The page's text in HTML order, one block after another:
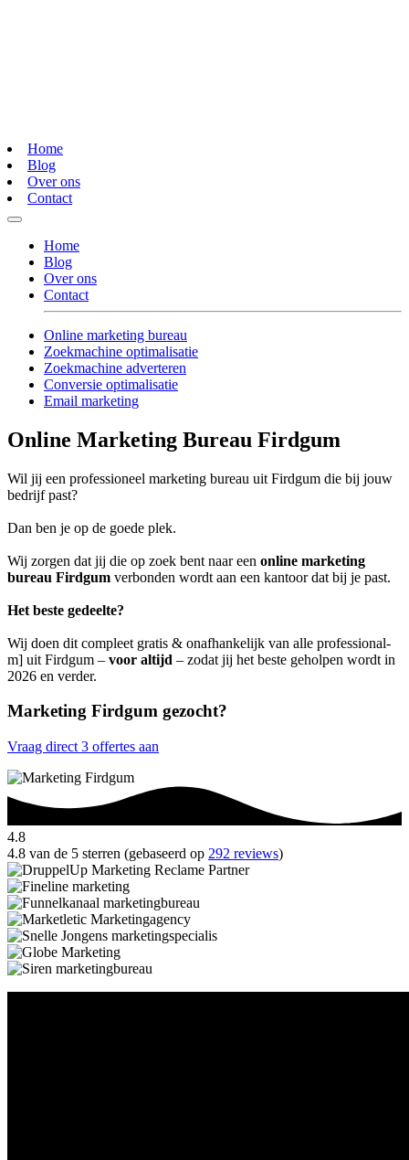
Home
Blog
Over ons
Contact
Home
Blog
Over ons
Contact
Online marketing bureau
Zoekmachine optimalisatie
Zoekmachine adverteren
Conversie optimalisatie
Email marketing
Online Marketing Bureau Firdgum
Wil jij een professioneel marketing bureau uit Firdgum die bij jouw
bedrijf past?
Dan ben je op de goede plek.
Wij zorgen dat jij die op zoek bent naar een online marketing
bureau Firdgum verbonden wordt aan een kantoor dat bij je past.
Het beste gedeelte?
Wij doen dit compleet gratis & onafhankelijk van alle professional-
m] uit Firdgum – voor altijd – zodat jij het beste geholpen wordt in
2026 en verder.
Marketing Firdgum gezocht?
Vraag direct 3 offertes aan
4.8
4.8 van de 5 sterren (gebaseerd op 292 reviews)